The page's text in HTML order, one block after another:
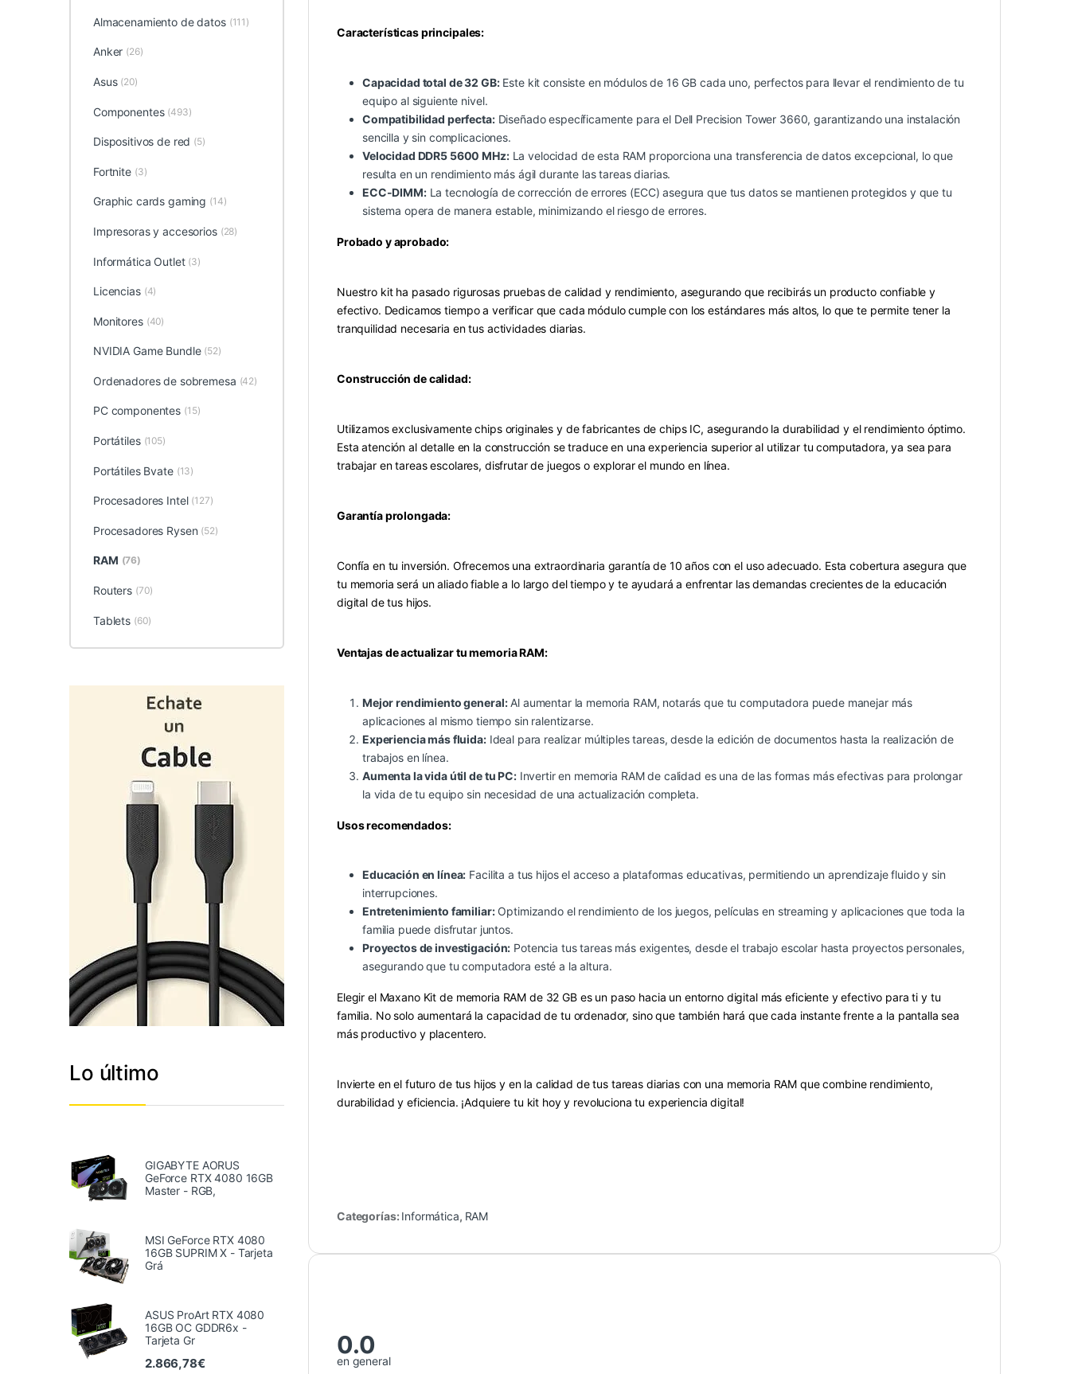
Características principales:
Capacidad total de 32 GB:Este kit consiste en módulos de 16 GB cada uno, perfectos para llevar el rendimiento de tu
equipo al siguiente nivel.
Compatibilidad perfecta:Diseñado específicamente para el Dell Precision Tower 3660, garantizando una instalación
sencilla y sin complicaciones.
Velocidad DDR5 5600 MHz:La velocidad de esta RAM proporciona una transferencia de datos excepcional, lo que
resulta en un rendimiento más ágil durante las tareas diarias.
ECC-DIMM:La tecnología de corrección de errores (ECC) asegura que tus datos se mantienen protegidos y que tu
sistema opera de manera estable, minimizando el riesgo de errores.
Probado y aprobado:
Nuestro kit ha pasado rigurosas pruebas de calidad y rendimiento, asegurando que recibirás un producto confiable y
efectivo. Dedicamos tiempo a verificar que cada módulo cumple con los estándares más altos, lo que te permite tener la
tranquilidad necesaria en tus actividades diarias.
Construcción de calidad:
Utilizamos exclusivamente chips originales y de fabricantes de chips IC, asegurando la durabilidad y el rendimiento óptimo.
Esta atención al detalle en la construcción se traduce en una experiencia superior al utilizar tu computadora, ya sea para
trabajar en tareas escolares, disfrutar de juegos o explorar el mundo en línea.
Garantía prolongada:
Confía en tu inversión. Ofrecemos una extraordinaria garantía de 10 años con el uso adecuado. Esta cobertura asegura que
tu memoria será un aliado fiable a lo largo del tiempo y te ayudará a enfrentar las demandas crecientes de la educación
digital de tus hijos.
Ventajas de actualizar tu memoria RAM:
Mejor rendimiento general:Al aumentar la memoria RAM, notarás que tu computadora puede manejar más
aplicaciones al mismo tiempo sin ralentizarse.
Experiencia más fluida:Ideal para realizar múltiples tareas, desde la edición de documentos hasta la realización de
trabajos en línea.
Aumenta la vida útil de tu PC:Invertir en memoria RAM de calidad es una de las formas más efectivas para prolongar
la vida de tu equipo sin necesidad de una actualización completa.
Usos recomendados:
Educación en línea: Facilita a tus hijos el acceso a plataformas educativas, permitiendo un aprendizaje fluido y sin
interrupciones.
Entretenimiento familiar:Optimizando el rendimiento de los juegos, películas en streaming y aplicaciones que toda la
familia puede disfrutar juntos.
Proyectos de investigación: Potencia tus tareas más exigentes, desde el trabajo escolar hasta proyectos personales,
asegurando que tu computadora esté a la altura.
Elegir el Maxano Kit de memoria RAM de 32 GB es un paso hacia un entorno digital más eficiente y efectivo para ti y tu
familia. No solo aumentará la capacidad de tu ordenador, sino que también hará que cada instante frente a la pantalla sea
más productivo y placentero.
Invierte en el futuro de tus hijos y en la calidad de tus tareas diarias con una memoria RAM que combine rendimiento,
durabilidad y eficiencia. ¡Adquiere tu kit hoy y revoluciona tu experiencia digital!
Categorías: Informática, RAM
0.0
en general
Almacenamiento de datos (111)
Anker (26)
Asus (20)
Componentes (493)
Dispositivos de red (5)
Fortnite (3)
Graphic cards gaming (14)
Impresoras y accesorios (28)
Informática Outlet (3)
Licencias (4)
Monitores (40)
NVIDIA Game Bundle (52)
Ordenadores de sobremesa (42)
PC componentes (15)
Portátiles (105)
Portátiles Bvate (13)
Procesadores Intel (127)
Procesadores Rysen (52)
RAM (76)
Routers (70)
Tablets (60)
Lo último
GIGABYTE AORUS
GeForce RTX 4080 16GB
Master - RGB,
MSI GeForce RTX 4080
16GB SUPRIM X - Tarjeta
Grá
ASUS ProArt RTX 4080
16GB OC GDDR6x -
Tarjeta Gr
2.866,78€